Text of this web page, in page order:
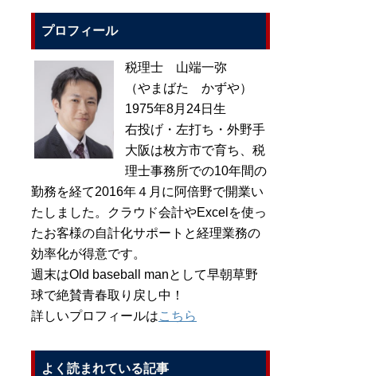
プロフィール
税理士 山端一弥
（やまばた かずや）
1975年8月24日生
右投げ・左打ち・外野手
大阪は枚方市で育ち、税
理士事務所での10年間の
勤務を経て2016年４月に阿倍野で開業い
たしました。クラウド会計やExcelを使っ
たお客様の自計化サポートと経理業務の
効率化が得意です。
週末はOld baseball manとして早朝草野
球で絶賛青春取り戻し中！
詳しいプロフィールはこちら
よく読まれている記事